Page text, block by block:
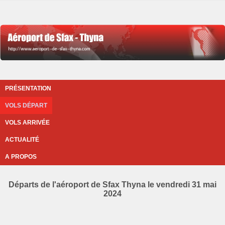
PRÉSENTATION
VOLS DÉPART
VOLS ARRIVÉE
ACTUALITÉ
A PROPOS
Départs de l'aéroport de Sfax Thyna le vendredi 31 mai
2024